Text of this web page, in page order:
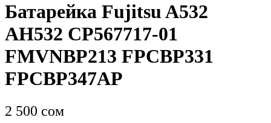
Батарейка Fujitsu A532
AH532 CP567717-01
FMVNBP213 FPCBP331
FPCBP347AP
2 500 сом